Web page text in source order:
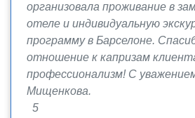
организовала проживание в
отеле и индивидуальную
программу в Барселоне.
отношение к капризам
профессионализм! С
Мищенкова.
5